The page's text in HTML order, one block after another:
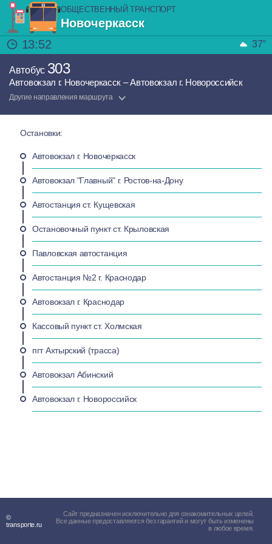
ОБЩЕСТВЕННЫЙ ТРАНСПОРТ
Новочеркасск
13:52
37°
Автобус 303
Автовокзал г. Новочеркасск – Автовокзал г. Новороссийск
Другие направления маршрута
Остановки:
Автовокзал г. Новочеркасск
Автовокзал "Главный" г. Ростов-на-Дону
Автостанция ст. Кущевская
Остановочный пункт ст. Крыловская
Павловская автостанция
Автостанция №2 г. Краснодар
Автовокзал г. Краснодар
Кассовый пункт ст. Холмская
пгт Ахтырский (трасса)
Автовокзал Абинский
Автовокзал г. Новороссийск
©
transporte.ru
Сайт предназначен исключительно для ознакомительных целей.
Все данные предоставляются без гарантий и могут быть изменены
в любое время.